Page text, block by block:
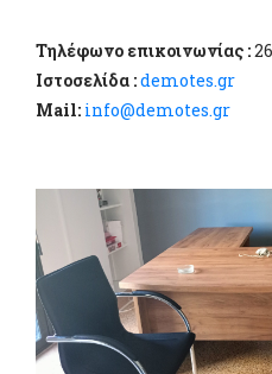
Τηλέφωνο επικοινωνίας :
Ιστοσελίδα :demotes.gr
Mail: info@demotes.gr